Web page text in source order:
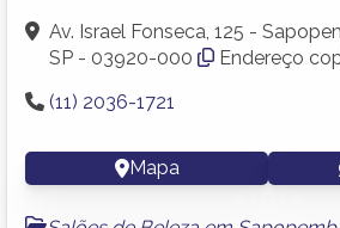
Av. Israel Fonseca, 125 -
SP - 03920-000
Endereço
(11) 2036-1721
Mapa